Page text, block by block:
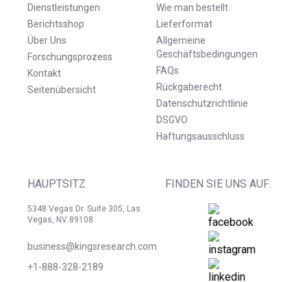
Dienstleistungen
Berichtsshop
Über Uns
Forschungsprozess
Kontakt
Seitenübersicht
Wie man bestellt
Lieferformat
Allgemeine
Geschäftsbedingungen
FAQs
Rückgaberecht
Datenschutzrichtlinie
DSGVO
Haftungsausschluss
HAUPTSITZ
5348 Vegas Dr. Suite 305, Las
Vegas, NV 89108
business@kingsresearch.com
+1-888-328-2189
FINDEN SIE UNS AUF: